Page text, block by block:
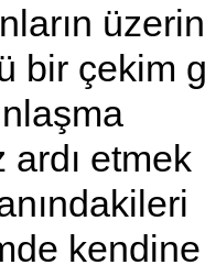
bir çekim
etmek
kendine